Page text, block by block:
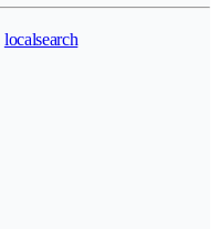
localsearch